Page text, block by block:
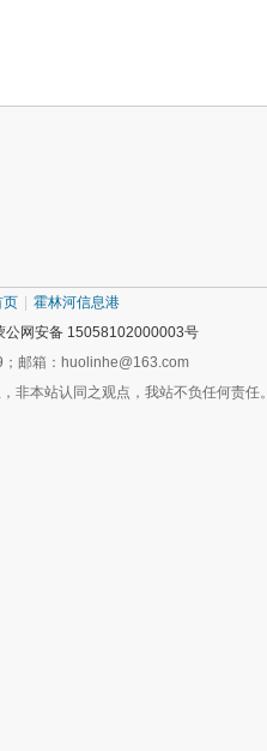
页
霍林河信息港
公网安备 15058102000003号
邮箱：huolinhe@163.com
非本站认同之观点，我站不负任何责任。